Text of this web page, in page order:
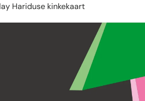
Hariduse kinkekaart